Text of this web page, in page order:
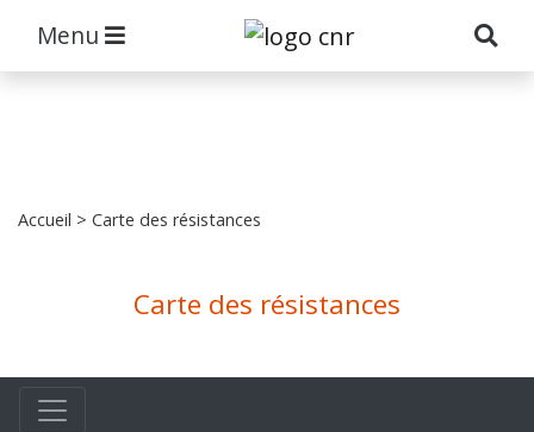
Menu
Accueil > Carte des résistances
Carte des résistances